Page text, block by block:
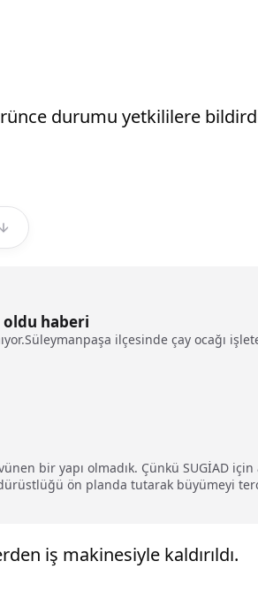
durumu yetkililere
oldu haberi
ilçesinde çay ocağı
bir yapı olmadık. Çünkü SUGİAD
ön planda tutarak büyümeyi
iş makinesiyle kaldırıldı.